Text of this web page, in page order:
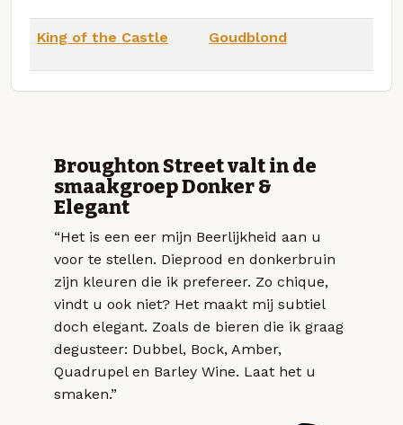
King of the Castle Goudblond
Broughton Street valt in de
smaakgroep Donker &
Elegant
“Het is een eer mijn Beerlijkheid aan u
voor te stellen. Dieprood en donkerbruin
zijn kleuren die ik prefereer. Zo chique,
vindt u ook niet? Het maakt mij subtiel
doch elegant. Zoals de bieren die ik graag
degusteer: Dubbel, Bock, Amber,
Quadrupel en Barley Wine. Laat het u
smaken.”